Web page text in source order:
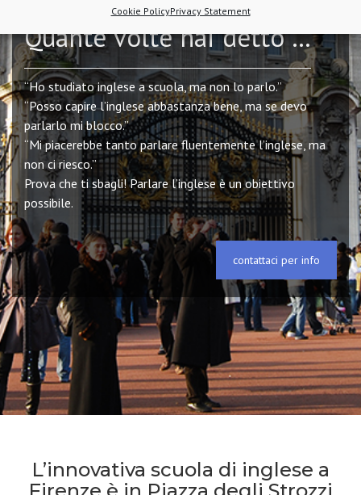
Cookie PolicyPrivacy Statement
Quante volte hai detto …
“Ho studiato inglese a scuola, ma non lo parlo.”
“Posso capire l’inglese abbastanza bene, ma se devo
parlarlo mi blocco.”
“Mi piacerebbe tanto parlare fluentemente l’inglese, ma
non ci riesco.”
Prova che ti sbagli! Parlare l’inglese è un obiettivo
possibile.
contattaci per info
L’innovativa scuola di inglese a